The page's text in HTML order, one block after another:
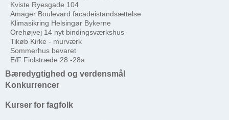
Kviste Ryesgade 104
Amager Boulevard facadeistandsættelse
Klimasikring Helsingør Bykerne
Orehøjvej 14 nyt bindingsværkshus
Tikøb Kirke - murværk
Sommerhus bevaret
E/F Fiolstræde 28 -28a
Bæredygtighed og verdensmål
Konkurrencer
Kurser for fagfolk